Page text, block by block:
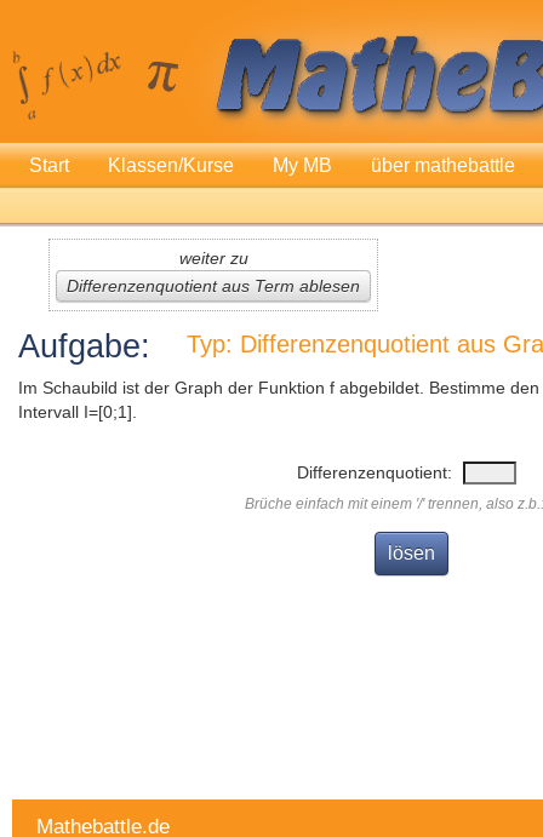
Start Klassen/Kurse My MB über mathebattle
weiter zu
Differenzenquotient aus Term ablesen
Aufgabe: Typ: Differenzenquotient aus
Im Schaubild ist der Graph der Funktion f abgebildet. Bestimme
Intervall I=[0;1].
Differenzenquotient:
Brüche einfach mit einem '/' trennen, also
Mathebattle.de